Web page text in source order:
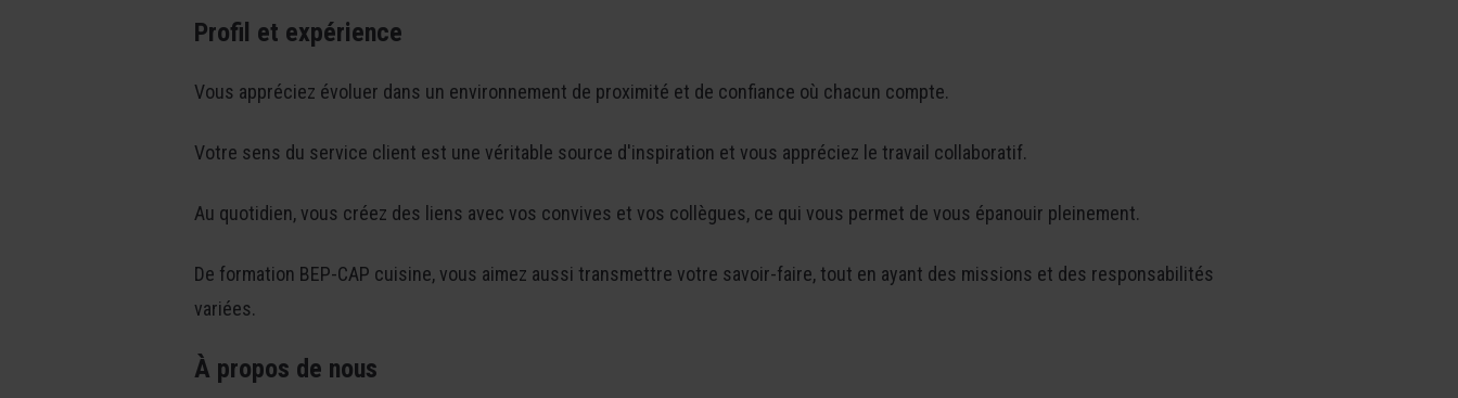
Profil et expérience
Vous appréciez évoluer dans un environnement de proximité et de confiance où chacun compte.
Votre sens du service client est une véritable source d'inspiration et vous appréciez le travail collaboratif.
Au quotidien, vous créez des liens avec vos convives et vos collègues, ce qui vous permet de vous épanouir pleinement.
De formation BEP-CAP cuisine, vous aimez aussi transmettre votre savoir-faire, tout en ayant des missions et des responsabilités
variées.
À propos de nous